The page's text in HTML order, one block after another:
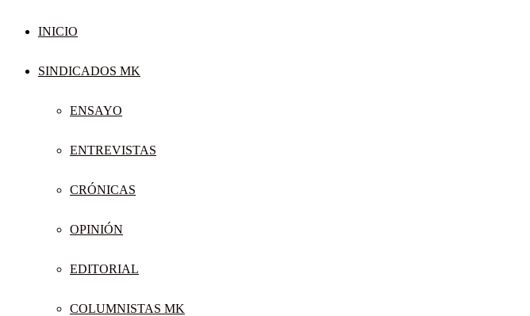
INICIO
SINDICADOS MK
ENSAYO
ENTREVISTAS
CRÓNICAS
OPINIÓN
EDITORIAL
COLUMNISTAS MK